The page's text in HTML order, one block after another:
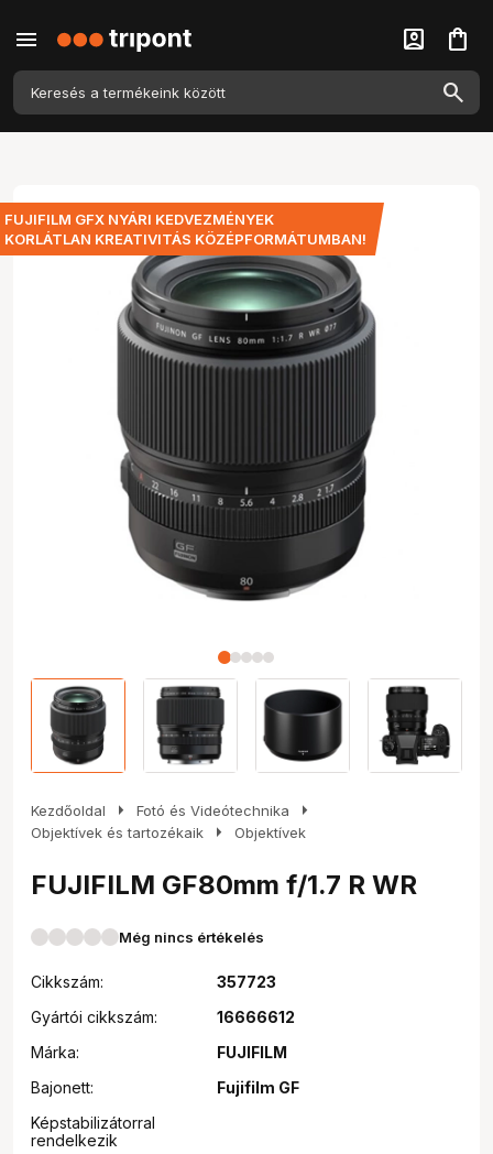
menu account_box shopping_bag
FUJIFILM GFX NYÁRI KEDVEZMÉNYEK
KORLÁTLAN KREATIVITÁS KÖZÉPFORMÁTUMBAN!
Kezdőoldal arrow_right Fotó és Videótechnika arrow_right
Objektívek és tartozékaik arrow_right Objektívek
FUJIFILM GF80mm f/1.7 R WR
Még nincs értékelés
Cikkszám:
357723
Gyártói cikkszám:
16666612
Márka:
FUJIFILM
Bajonett:
Fujifilm GF
Képstabilizátorral
rendelkezik